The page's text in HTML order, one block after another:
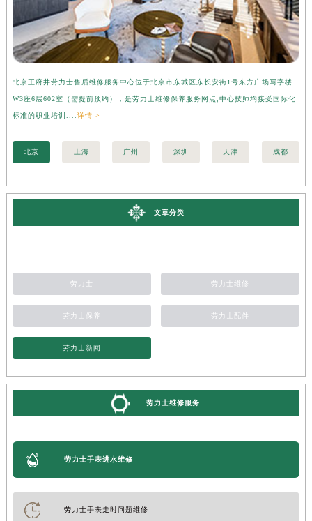
北京王府井劳力士售后维修服务中心位于北京市东城区东长安街1号东方广场写字楼
W3座6层602室（需提前预约），是劳力士维修保养服务网点,中心技师均接受国际化
标准的职业培训....详情 >
北京 上海 广州 深圳 天津 成都
文章分类
劳力士 劳力士维修
劳力士保养 劳力士配件
劳力士新闻
劳力士维修服务
劳力士手表进水维修
劳力士手表走时问题维修